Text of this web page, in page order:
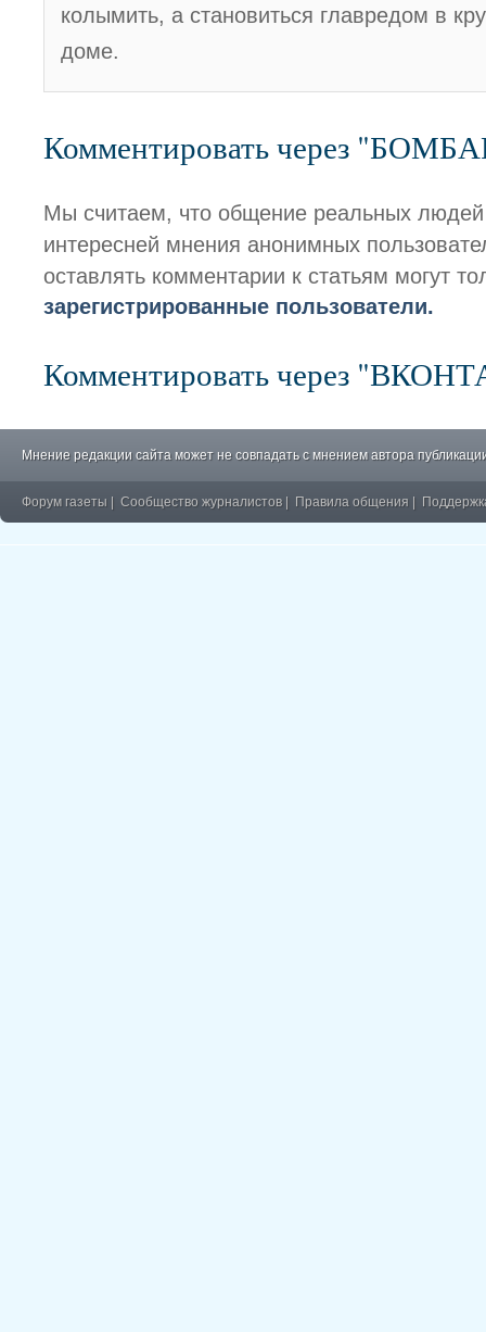
колымить, а становиться главредом в
доме.
Комментировать через
Мы считаем, что общение реальных
интересней мнения анонимных
оставлять комментарии к статьям могут
зарегистрированные пользователи.
Комментировать через
Мнение редакции сайта может не совпадать с мнением автора
Форум газеты Сообщество журналистов Правила общения
�